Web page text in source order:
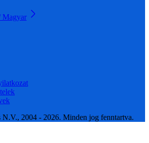
Magyar
2004 - 2026. Minden jog fenntartva.